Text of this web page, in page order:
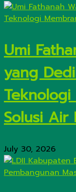
Umi
yang
Solusi Air
July 30, 2026